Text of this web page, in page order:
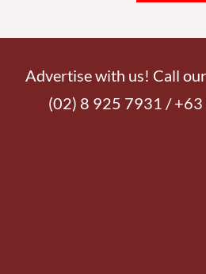
Advertise with us! Call
(02) 8 925 7931 /